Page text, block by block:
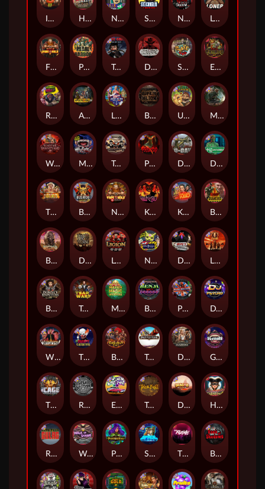
Nexus Blood & Shadow
Kill Em All Blood Diamond
Dead, Dead, or Deader
Nexus Fire In The Hole xBomb
Dead Men Walking
Tsar Wars
Home of the Brave
Munchies
Skate or Die
Stockholm Syndrome
Apocalypse Super xNudge Bangkok Hilton
Nexus Outsourced
Loner
Fire In The Hole xBomb
Tombstone No Mercy
Roadkill
Kiss My Chainsaw
Book Of Shadows
Rock Bottom
The Cage
Space Donkey
Nine To Five
Bounty Hunters xNudge®
Land of the Free
Warrior Graveyard xNudge
Little Bighorn
Benji Killed in Vegas
Barbarian Fury
Poison Eve
Devil's Crossroad
Dragon Tribe
Evil Goblins xBomb
Gluttony
Mayan Magic Wildfire
Possessed
Legion X
Deadwood xNudge
Disturbed
DJ Psycho
Buffalo Hunter
Tombstone
Punk Rocker
East Coast Vs West Coast
The Creepy Carnival
Pearl Harbor
Whacked
Infectious 5 xWays
Harlequin Carnival
Walk of Shame
Misery Mining
True Grit Redemption
Remember Gulag
True kult
Bushido Way xNudge
D Day
The Border
Ugliest Catch
The Rave